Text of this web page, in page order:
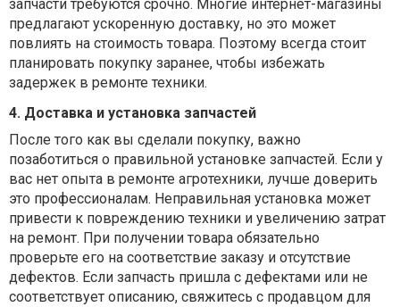
запчасти требуются срочно. Многие интернет-магазины
предлагают ускоренную доставку, но это может
повлиять на стоимость товара. Поэтому всегда стоит
планировать покупку заранее, чтобы избежать
задержек в ремонте техники.
4. Доставка и установка запчастей
После того как вы сделали покупку, важно
позаботиться о правильной установке запчастей. Если у
вас нет опыта в ремонте агротехники, лучше доверить
это профессионалам. Неправильная установка может
привести к повреждению техники и увеличению затрат
на ремонт. При получении товара обязательно
проверьте его на соответствие заказу и отсутствие
дефектов. Если запчасть пришла с дефектами или не
соответствует описанию, свяжитесь с продавцом для